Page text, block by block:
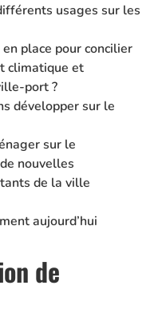
usages sur les
place pour concilier
climatique et
port ?
développer sur le
sur le
nouvelles
de la ville
aujourd’hui
de